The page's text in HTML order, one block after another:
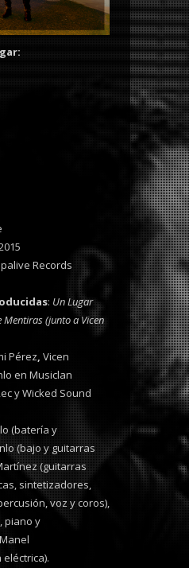
Records
: Un Lugar
(junto a Vicen
Pérez, Vicen
en Musiclan
y Wicked Sound
(batería y
(bajo y guitarras
(guitarras
sintetizadores,
voz y coros),
piano y